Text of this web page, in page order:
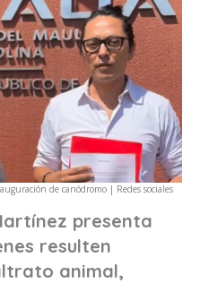
de canódromo | Redes sociales
presenta
resulten
animal,